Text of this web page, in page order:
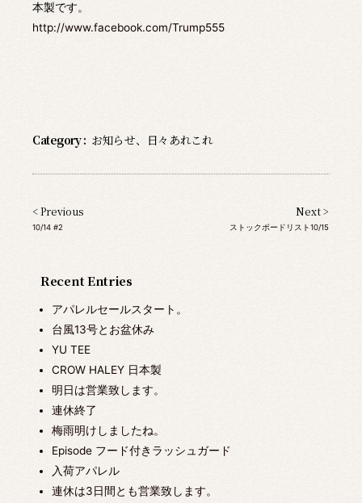
Recent Entries
アパレルセールスタート。
台風13号とお盆休み
YU TEE
CROW HALEY 日本製
明日は営業致します。
連休終了
梅雨明けしましたね。
Episode フード付きラッシュガード
入荷アパレル
連休は3日間とも営業致します。
本製です。
http://www.facebook.com/Trump555
Category : お知らせ、 日々あれこれ
< Previous
10/14 #2
Next >
ストックボードリスト10/15